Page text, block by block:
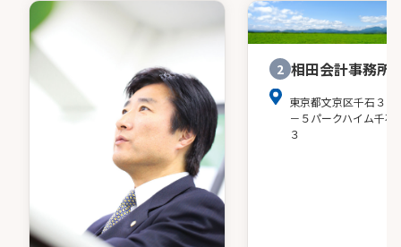
2 相田会計事務所
東京都文京区千石３－
－５パークハイム千石
３